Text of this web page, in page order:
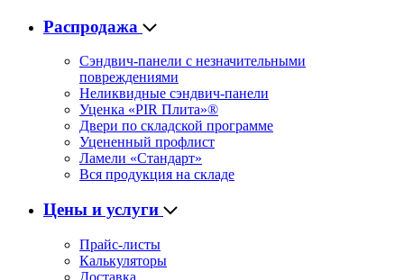
Распродажа
Сэндвич-панели с незначительными
повреждениями
Неликвидные сэндвич-панели
Уценка «PIR Плита»®
Двери по складской программе
Уцененный профлист
Ламели «Стандарт»
Вся продукция на складе
Цены и услуги
Прайс-листы
Калькуляторы
Доставка